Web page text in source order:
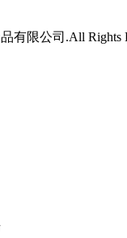
有限公司.All Rights